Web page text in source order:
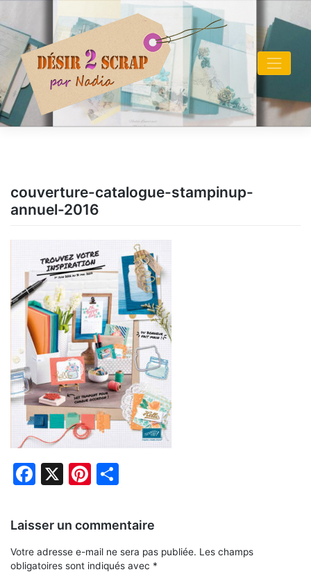
content
couverture-catalogue-stampinup-
annuel-2016
Facebook
X Pinterest
Laisser un commentaire
Votre adresse e-mail ne sera pas publiée. Les champs
obligatoires sont indiqués avec *